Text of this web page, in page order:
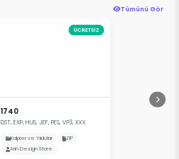
Tümünü Gör
ÜCRETSİZ
1740
DST, EXP, HUS, JEF, PES, VP3, XXX
Kalpler ve Yıldızlar
ZIP
Arin Design Store